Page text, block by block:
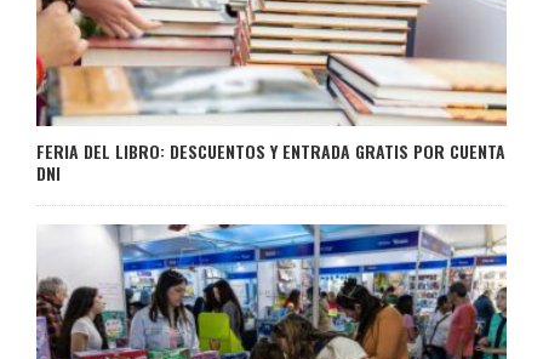
FERIA DEL LIBRO: DESCUENTOS Y ENTRADA GRATIS POR CUENTA
DNI